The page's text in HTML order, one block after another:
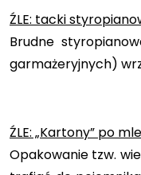
ŹLE: tacki
Brudne
garmażeryjnych)
ŹLE: „Kartony” po
Opakowanie tzw.